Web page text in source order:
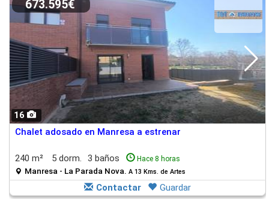
16
673.595€
Chalet adosado en Manresa a estrenar
240 m² 5 dorm. 3 baños Hace 8 horas
Manresa - La Parada Nova. A 13 Kms. de Artes
Contactar Guardar